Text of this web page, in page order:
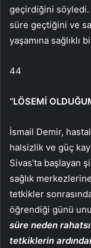
geçirdiğini söyledi.
süre geçtiğini ve
yaşamına
44
“LÖSEMİ
İsmail Demir,
halsizlik ve güç
Sivas’ta başlayan
sağlık
tetkikler sonrasında
öğrendiği günü
süre neden
tetkiklerin